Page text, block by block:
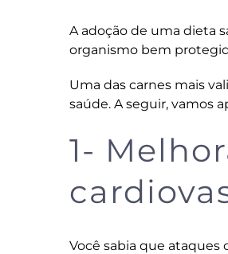
A adoção de uma dieta
organismo bem
Uma das carnes mais
saúde. A seguir, vamos
1-
Você sabia que ataques